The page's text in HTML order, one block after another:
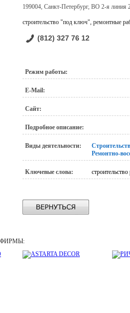
199004, Санкт-Петербург, ВО 2-я линия
строительство "под ключ", ремонтные
(812) 327 76 12
Режим работы:
E-Mail:
Сайт:
Подробное описание:
Виды деятельности:
Ремонтно-
Ключевые слова:
ФИРМЫ: